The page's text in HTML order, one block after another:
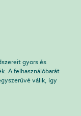
gyors és
A felhasználóbarát
válik, így